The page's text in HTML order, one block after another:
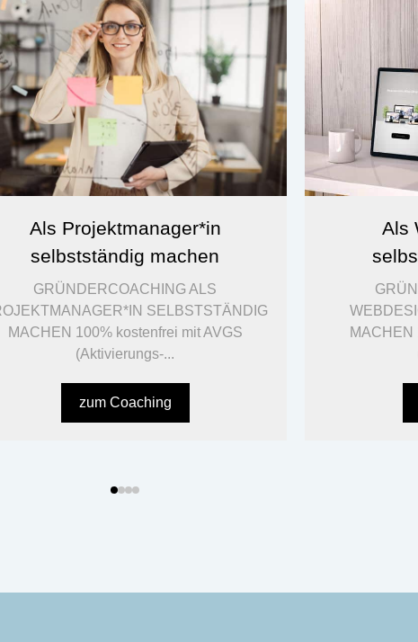
Als Projektmanager*in
selbstständig machen
GRÜNDERCOACHING ALS
SELBSTSTÄNDIG
MACHEN 100% kostenfrei mit AVGS
(Aktivierungs-...
zum Coaching
Als
MACHEN